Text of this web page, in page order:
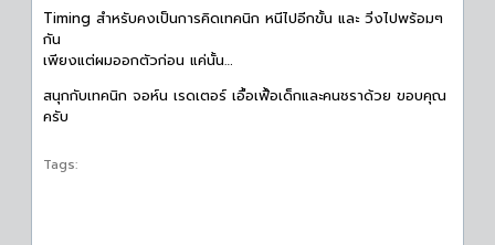
Timing สำหรับคงเป็นการคิดเทคนิก หนีไปอีกขั้น และ วิ่งไปพร้อมๆ
กัน
เพียงแต่ผมออกตัวก่อน แค่นั้น…
สนุกกับเทคนิก จอห์น เรดเตอร์ เอื้อเฟื้อเด็กและคนชราด้วย ขอบคุณ
ครับ
Tags: